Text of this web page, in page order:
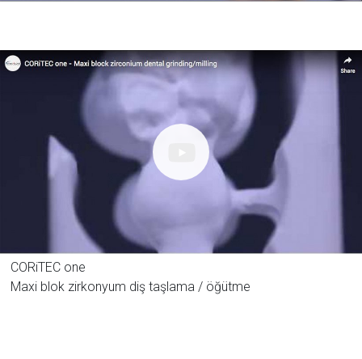
CORiTEC one
Maxi blok zirkonyum diş taşlama / öğütme